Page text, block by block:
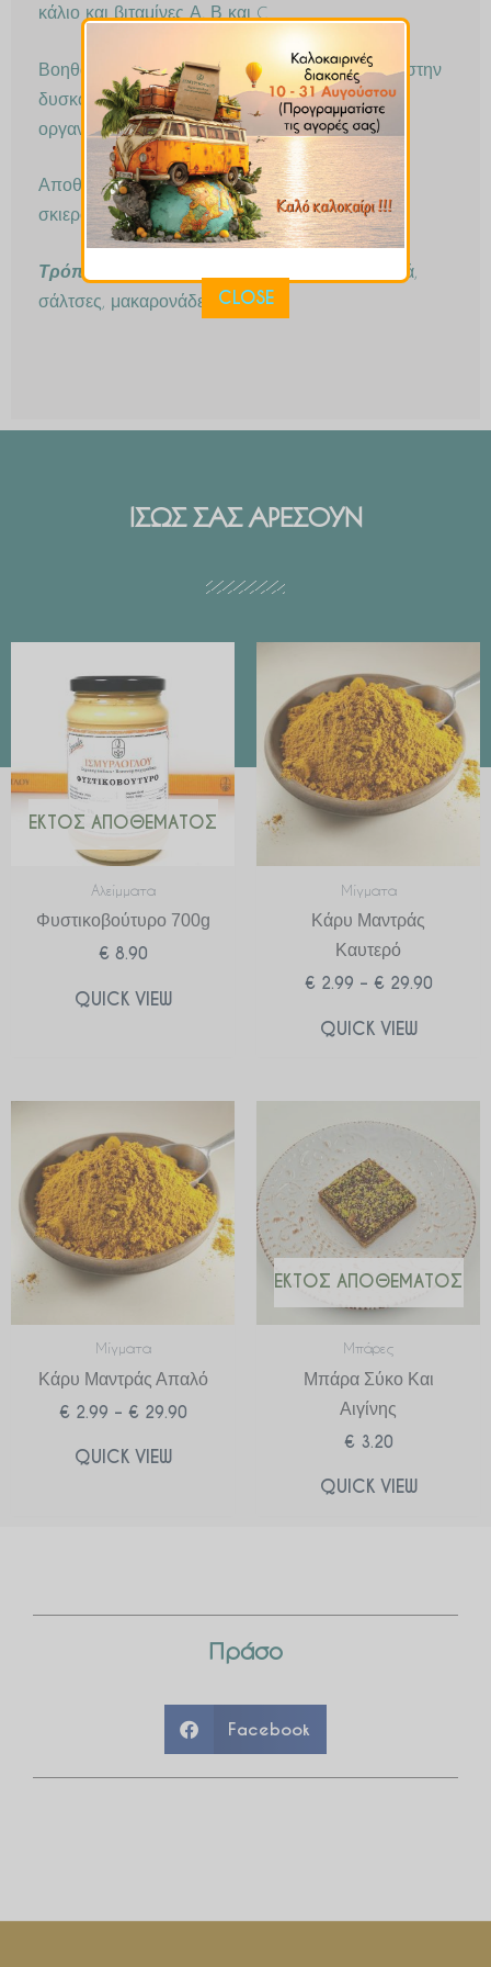
κάλιο και βιταμίνες Α, Β και C.
Βοηθάει στην απώλεια βάρους, στην πέψη και στην
δυσκοιλιότητα. Εχει αποτοξινωτική δράση στο
οργανισμό, ιδιαίτερα για τους καπνιστές.
Αποθηκεύεται σε γυάλινο αεροστεγές βάζο, σε
σκιερό και δροσερό μέρος.
Τρόπος Χρήσης
: σε σούπες, όσπρια, κρεατικά,
σάλτσες, μακαρονάδες
ΙΣΩΣ ΣΑΣ ΑΡΕΣΟΥΝ
ΕΚΤΌΣ ΑΠΟΘΈΜΑΤΟΣ
Αλείμματα
Φυστικοβούτυρο 700g
€ 8.90
QUICK VIEW
Μίγματα
Κάρυ Μαντράς
Καυτερό
€ 2.99 – € 29.90
range:
€ 2.99
through
€ 29.90
QUICK VIEW
Μίγματα
Κάρυ Μαντράς Απαλό
€ 2.99 – € 29.90
range:
€ 2.99
through
€ 29.90
QUICK VIEW
ΕΚΤΌΣ ΑΠΟΘΈΜΑΤΟΣ
Μπάρες
Μπάρα Σύκο Και
Αιγίνης
€ 3.20
QUICK VIEW
Πράσο
Facebook
CLOSE